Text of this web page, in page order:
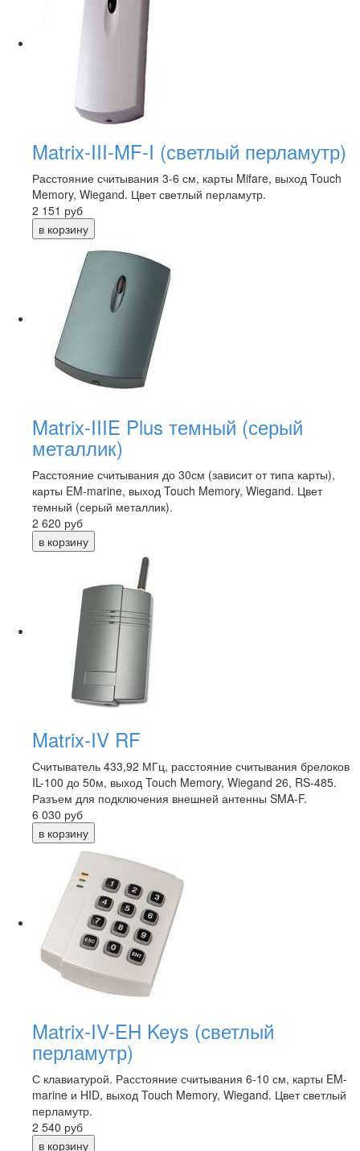
Matrix-III-MF-I (светлый перламутр)
Расстояние считывания 3-6 см, карты Mifare, выход Touch
Memory, Wiegand. Цвет светлый перламутр.
2 151 руб
Matrix-IIIE Plus темный (серый
металлик)
Расстояние считывания до 30см (зависит от типа карты),
карты EM-marine, выход Touch Memory, Wiegand. Цвет
темный (серый металлик).
2 620 руб
Matrix-IV RF
Считыватель 433,92 МГц, расстояние считывания брелоков
IL-100 до 50м, выход Touch Memory, Wiegand 26, RS-485.
Разъем для подключения внешней антенны SMA-F.
6 030 руб
Matrix-IV-EH Keys (светлый
перламутр)
С клавиатурой. Расстояние считывания 6-10 см, карты EM-
marine и HID, выход Touch Memory, Wiegand. Цвет светлый
перламутр.
2 540 руб